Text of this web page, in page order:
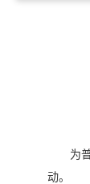
为
动。